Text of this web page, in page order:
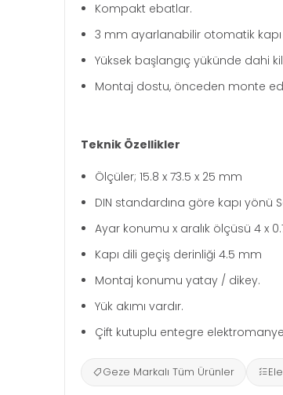
Kompakt ebatlar.
3 mm ayarlanabilir otomatik kapı
Yüksek başlangıç yükünde dahi
Montaj dostu, önceden monte
Teknik Özellikler
Ölçüler; 15.8 x 73.5 x 25 mm
DIN standardına göre kapı yönü
Ayar konumu x aralık ölçüsü 4 x
Kapı dili geçiş derinliği 4.5 mm
Montaj konumu yatay / dikey.
Yük akımı vardır.
Çift kutuplu entegre
Geze Markalı Tüm Ürünler